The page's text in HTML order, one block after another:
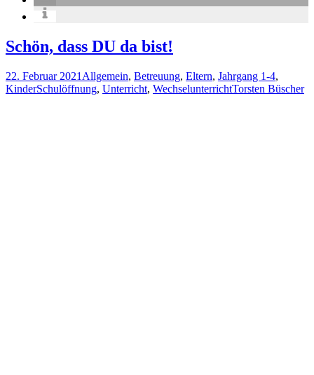
Schön, dass DU da bist!
22. Februar 2021 Allgemein, Betreuung, Eltern, Jahrgang 1-4,
KinderSchulöffnung, Unterricht, WechselunterrichtTorsten Büscher